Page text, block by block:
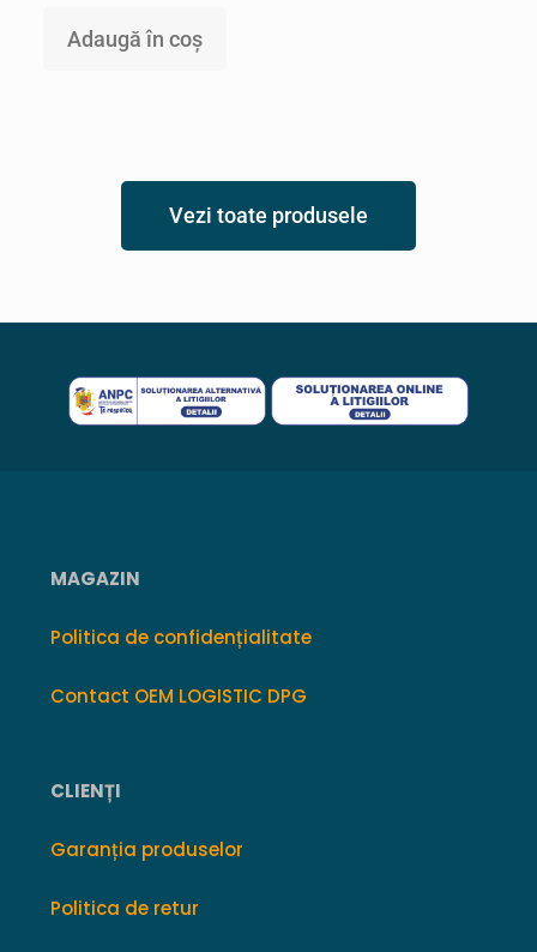
Adaugă în coș
Vezi toate produsele
MAGAZIN
Politica de confidențialitate
Contact OEM LOGISTIC DPG
CLIENȚI
Garanția produselor
Politica de retur